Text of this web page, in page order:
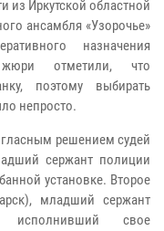
из Иркутской областной
ансамбля «Узорочье»
назначения
отметили, что
поэтому выбирать
непросто.
решением судей
сержант полиции
установке. Второе
младший сержант
исполнивший свое